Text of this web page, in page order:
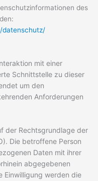
des
datenschutz/
mit einer
Schnittstelle zu dieser
um den
Anforderungen
der Rechtsgrundlage der
Die betroffene Person
Daten mit ihrer
abgegebenen
Einwilligung werden die